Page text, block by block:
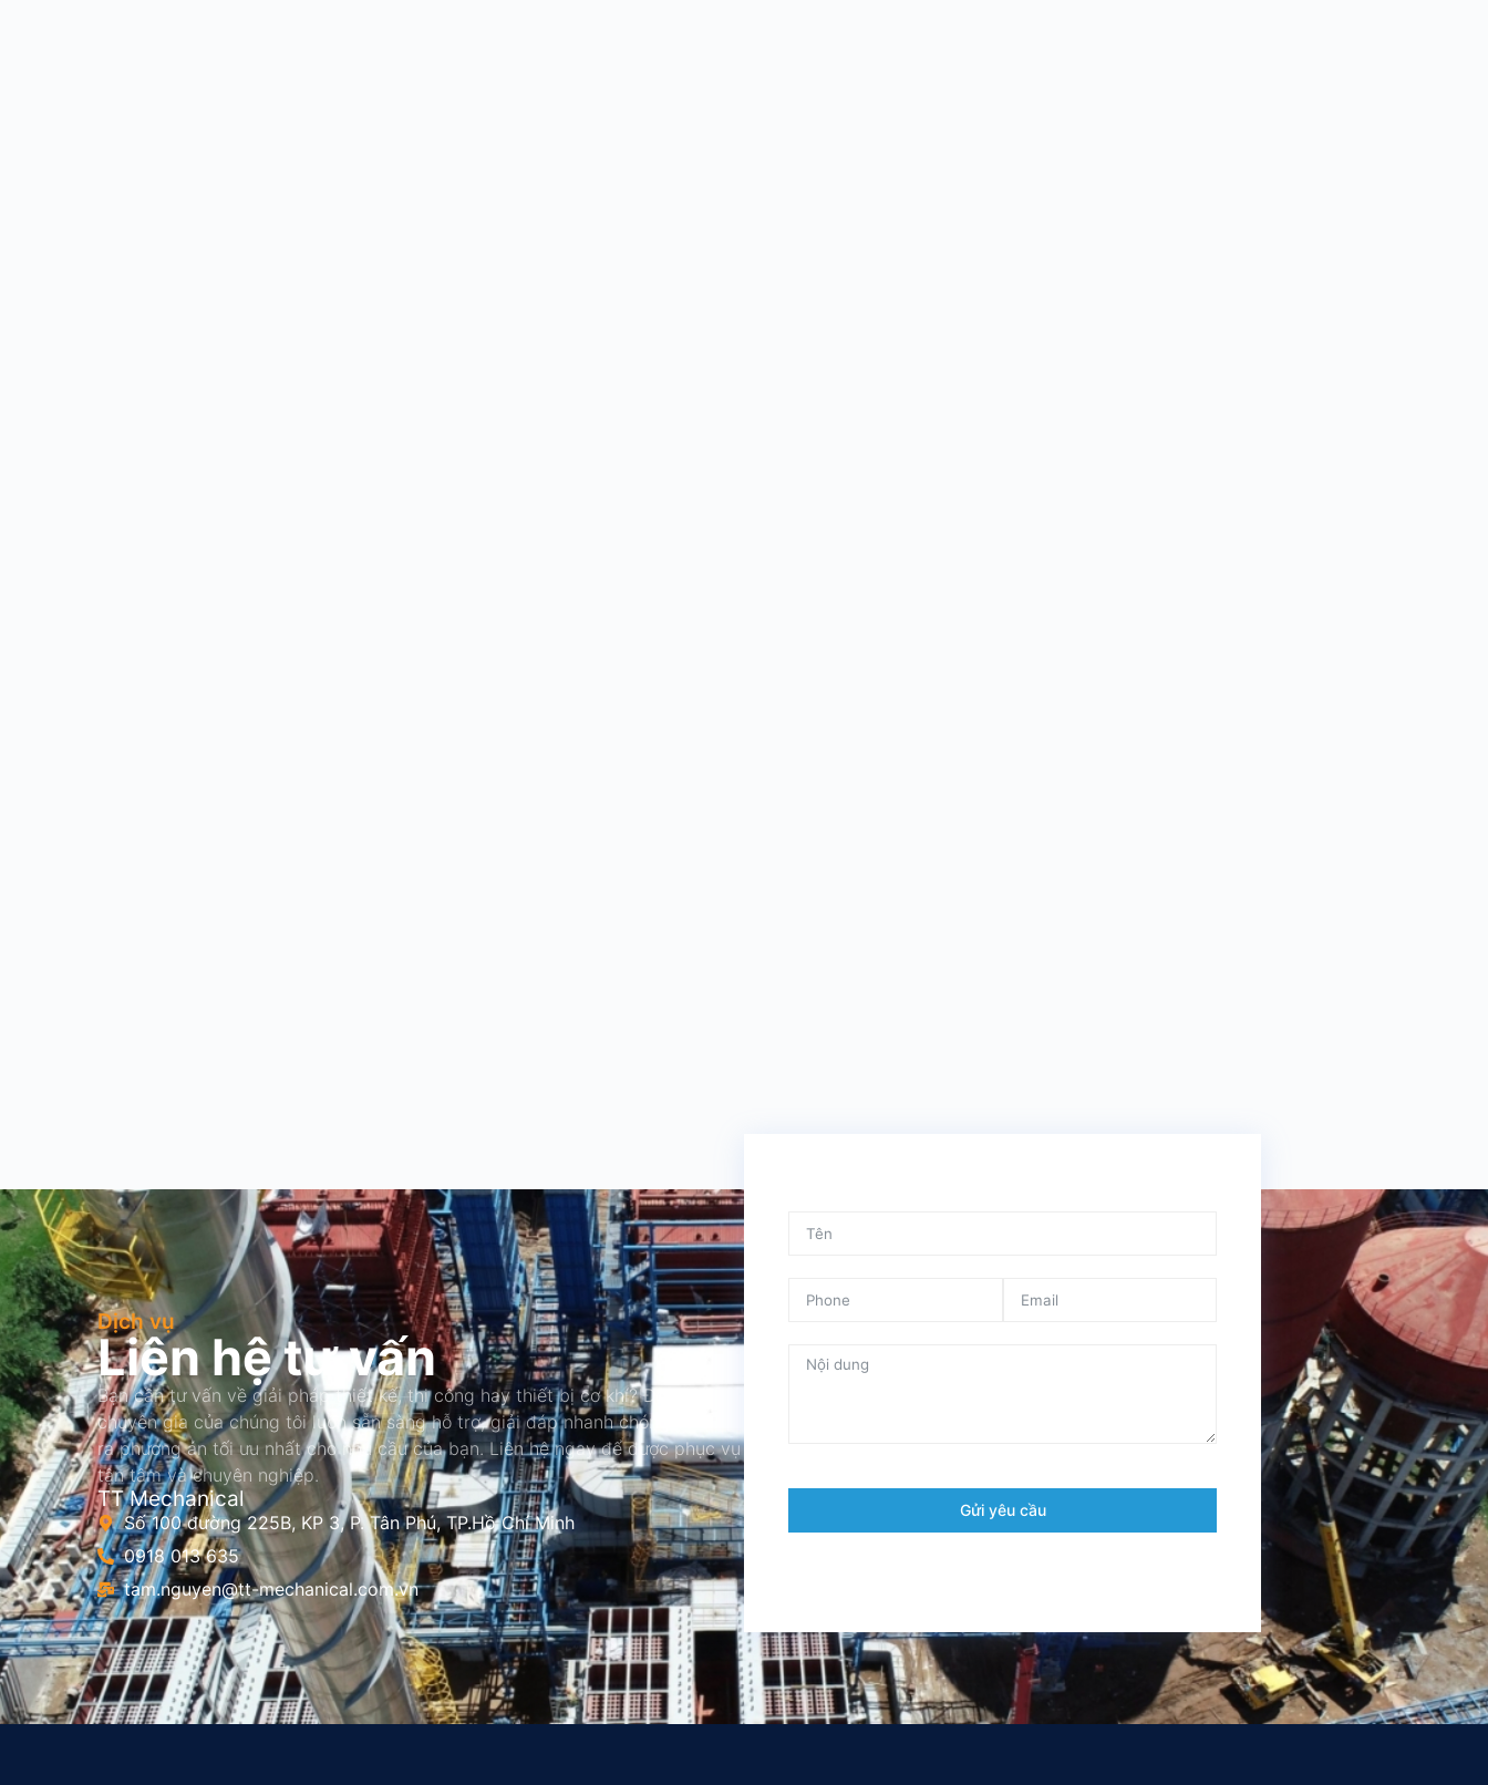
Dịch vụ
Liên hệ tư vấn
Bạn cần tư vấn về giải pháp thiết kế, thi công hay thiết bị cơ khí? Đội ngũ
chuyên gia của chúng tôi luôn sẵn sàng hỗ trợ, giải đáp nhanh chóng và đưa
ra phương án tối ưu nhất cho nhu cầu của bạn. Liên hệ ngay để được phục vụ
tận tâm và chuyên nghiệp.
TT Mechanical
Số 100 đường 225B, KP 3, P. Tân Phú, TP.Hồ Chí Minh
0918 013 635
tam.nguyen@tt-mechanical.com.vn
Gửi yêu cầu